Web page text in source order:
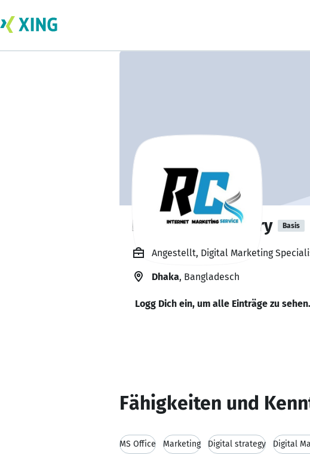
Raiyan Chowdhury Basis
Angestellt, Digital Marketing
Dhaka, Bangladesch
Logg Dich ein, um alle Einträge zu sehen.
Fähigkeiten und
MS Office Marketing Digital strategy Digital